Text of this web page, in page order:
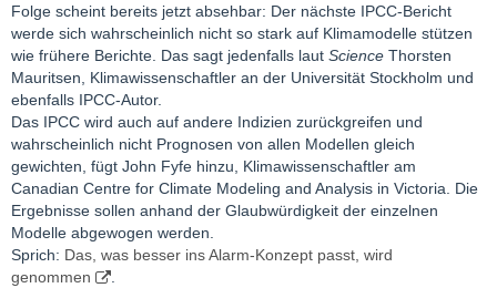
Folge scheint bereits jetzt absehbar: Der nächste IPCC-Bericht
werde sich wahrscheinlich nicht so stark auf Klimamodelle stützen
wie frühere Berichte. Das sagt jedenfalls laut Science Thorsten
Mauritsen, Klimawissenschaftler an der Universität Stockholm und
ebenfalls IPCC-Autor.
Das IPCC wird auch auf andere Indizien zurückgreifen und
wahrscheinlich nicht Prognosen von allen Modellen gleich
gewichten, fügt John Fyfe hinzu, Klimawissenschaftler am
Canadian Centre for Climate Modeling and Analysis in Victoria. Die
Ergebnisse sollen anhand der Glaubwürdigkeit der einzelnen
Modelle abgewogen werden.
Sprich: Das, was besser ins Alarm-Konzept passt, wird
genommen